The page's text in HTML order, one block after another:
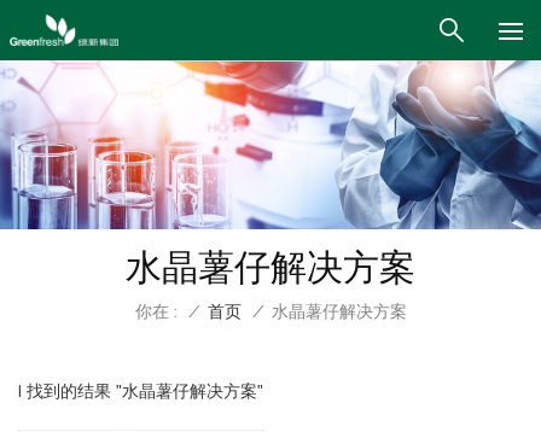
水晶薯仔解决方案
你在 : / 首页 / 水晶薯仔解决方案
1 找到的结果 "水晶薯仔解决方案"